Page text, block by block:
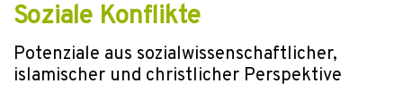
Soziale Konflikte
Potenziale aus sozialwissenschaftlicher,
islamischer und christlicher Perspektive